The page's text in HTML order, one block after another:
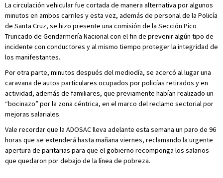
La circulación vehicular fue cortada de manera alternativa por algunos
minutos en ambos carriles y esta vez, además de personal de la Policía
de Santa Cruz, se hizo presente una comisión de la Sección Pico
Truncado de Gendarmería Nacional con el fin de prevenir algún tipo de
incidente con conductores y al mismo tiempo proteger la integridad de
los manifestantes.
Por otra parte, minutos después del mediodía, se acercó al lugar una
caravana de autos particulares ocupados por policías retirados y en
actividad, además de familiares, que previamente habían realizado un
“bocinazo” por la zona céntrica, en el marco del reclamo sectorial por
mejoras salariales.
Vale recordar que la ADOSAC lleva adelante esta semana un paro de 96
horas que se extenderá hasta mañana viernes, reclamando la urgente
apertura de paritarias para que el gobierno recomponga los salarios
que quedaron por debajo de la línea de pobreza.